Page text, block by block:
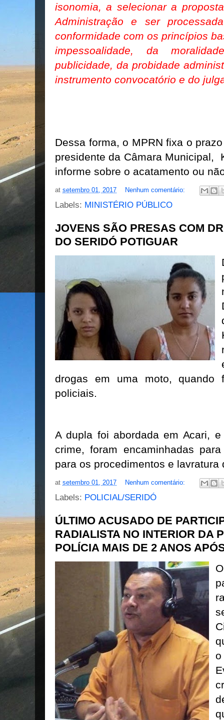
isonomia, a selecionar a
Administração e ser
conformidade com os princípios
impessoalidade, da
publicidade, da probidade
instrumento convocatório e do
Dessa forma, o MPRN fixa o
presidente da Câmara Municipal,
informe sobre o acatamento ou
at setembro 01, 2017 Nenhum comentário:
Labels: MINISTÉRIO PÚBLICO
JOVENS SÃO PRESAS COM
DO SERIDÓ POTIGUAR
drogas em uma moto, quando
policiais.
A dupla foi abordada em Acari,
crime, foram encaminhadas
para os procedimentos e lavratura
at setembro 01, 2017 Nenhum comentário:
Labels: POLICIAL/SERIDÓ
ÚLTIMO ACUSADO DE
RADIALISTA NO INTERIOR DA
POLÍCIA MAIS DE 2 ANOS
o